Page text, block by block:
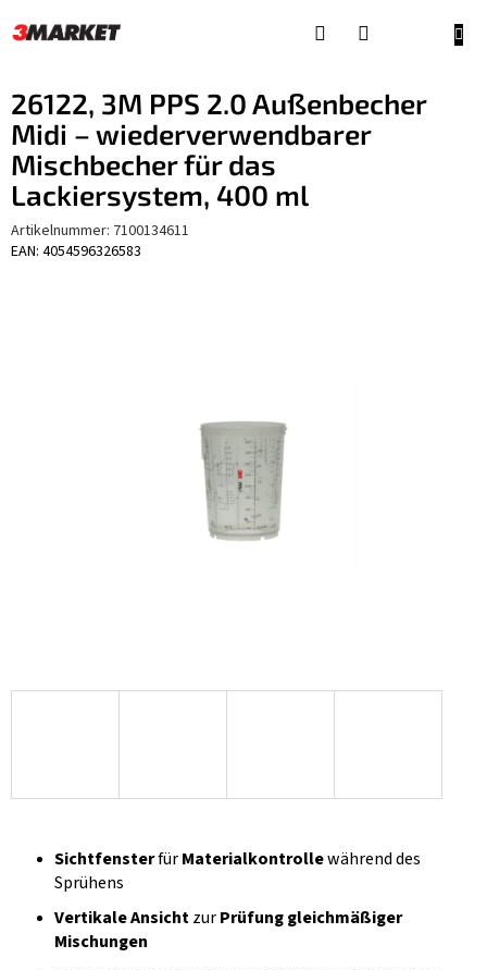
Inhalt
26122, 3M PPS 2.0 Außenbecher
Midi – wiederverwendbarer
Mischbecher für das
Lackiersystem, 400 ml
Artikelnummer: 7100134611
EAN: 4054596326583
SichtfensterfürMaterialkontrollewährend des
Sprühens
Vertikale AnsichtzurPrüfung gleichmäßiger
Mischungen